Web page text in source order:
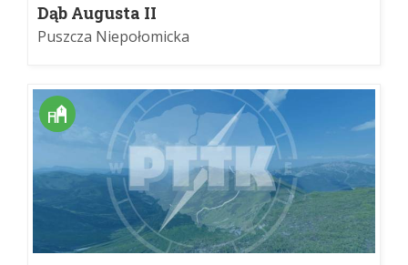
Dąb Augusta II
Puszcza Niepołomicka